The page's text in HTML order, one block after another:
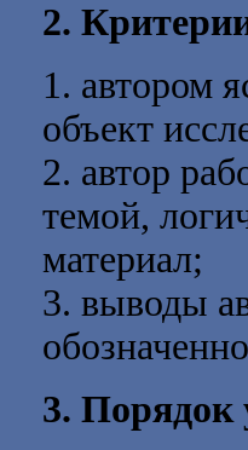
2.
1. автором
объект
2. автор
темой,
материал;
3. выводы
3. Порядок